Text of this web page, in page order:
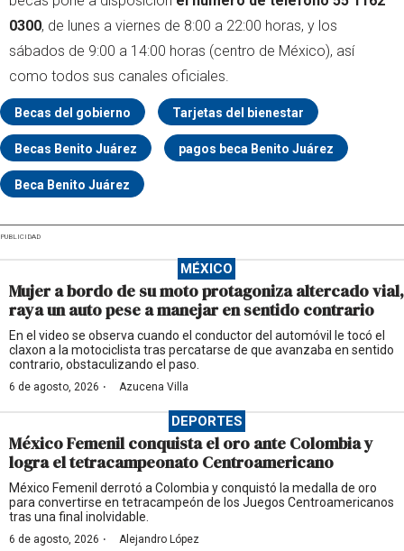
0300, de lunes a viernes de 8:00 a 22:00 horas, y los
sábados de 9:00 a 14:00 horas (centro de México), así
como todos sus canales oficiales.
Becas del gobierno Tarjetas del bienestar
Becas Benito Juárez pagos beca Benito Juárez
Beca Benito Juárez
PUBLICIDAD
MÉXICO
Mujer a bordo de su moto protagoniza altercado vial,
raya un auto pese a manejar en sentido contrario
En el video se observa cuando el conductor del automóvil le tocó el
claxon a la motociclista tras percatarse de que avanzaba en sentido
contrario, obstaculizando el paso.
6 de agosto, 2026 · Azucena Villa
DEPORTES
México Femenil conquista el oro ante Colombia y
logra el tetracampeonato Centroamericano
México Femenil derrotó a Colombia y conquistó la medalla de oro
para convertirse en tetracampeón de los Juegos Centroamericanos
tras una final inolvidable.
6 de agosto, 2026 · Alejandro López